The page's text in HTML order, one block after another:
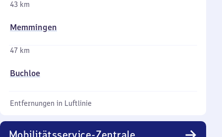
43 km
Memmingen
47 km
Buchloe
Entfernungen in Luftlinie